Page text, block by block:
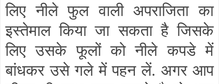
लिए नीले फुल वाली अपराजिता का
इस्तेमाल किया जा सकता है जिसके
लिए उसके फूलों को नीले कपडे में
बांधकर उसे गले में पहन लें. अगर आप